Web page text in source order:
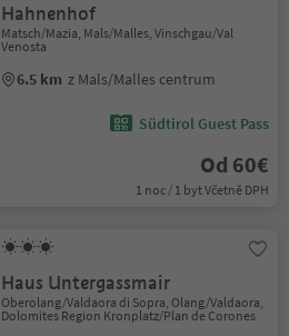
Hahnenhof
Matsch/Mazia, Mals/Malles, Vinschgau/Val
Venosta
6.5 km z Mals/Malles centrum
Südtirol Guest Pass
Od 60€
1 noc / 1 byt Včetně DPH
Haus Untergassmair
Oberolang/Valdaora di Sopra, Olang/Valdaora,
Dolomites Region Kronplatz/Plan de Corones